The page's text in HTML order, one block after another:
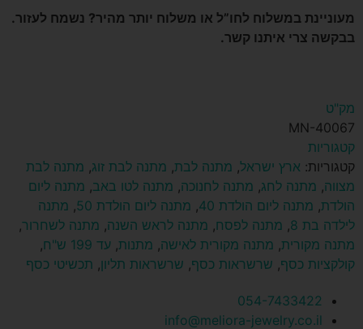
מעוניינת במשלוח לחו”ל או משלוח יותר מהיר? נשמח לעזור.
בבקשה צרי איתנו קשר.
מק"ט
MN-40067
קטגוריות
קטגוריות: ארץ ישראל, מתנה לבת, מתנה לבת זוג, מתנה לבת
מצווה, מתנה לחג, מתנה לחנוכה, מתנה לטו באב, מתנה ליום
הולדת, מתנה ליום הולדת 40 , מתנה ליום הולדת 50 , מתנה
לילדה בת 8
, מתנה לפסח, מתנה לראש השנה, מתנה לשחרור,
מתנה מקורית, מתנה מקורית לאישה, מתנות, עד 199 ש"ח
,
קולקציות כסף, שרשראות כסף, שרשראות תליון, תכשיטי כסף
054-7433422
info@meliora-jewelry.co.il